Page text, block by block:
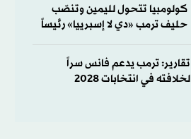
كولومبيا تتحول لليمين وتنصّب
حليف ترمب «دي لا إسبرييا» رئيساً
تقارير: ترمب يدعم فانس سراً
لخلافته في انتخابات 2028